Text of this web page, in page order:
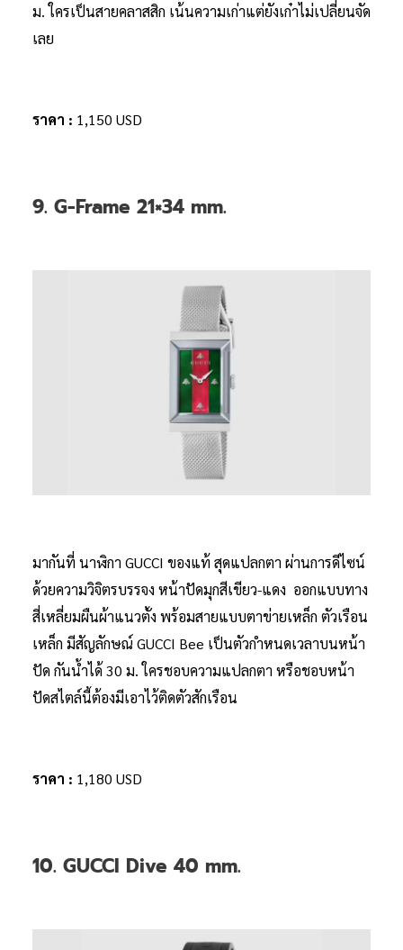
ม. ใครเป็นสายคลาสสิก เน้นความเก่าแต่ยังเก๋าไม่เปลี่ยนจัด
เลย
ราคา : 1,150 USD
9. G-Frame 21×34 mm.
มากันที่ นาฬิกา GUCCI ของแท้ สุดแปลกตา ผ่านการดีไซน์
ด้วยความวิจิตรบรรจง หน้าปัดมุกสีเขียว-แดง ออกแบบทาง
สี่เหลี่ยมผืนผ้าแนวตั้ง พร้อมสายแบบตาข่ายเหล็ก ตัวเรือน
เหล็ก มีสัญลักษณ์ GUCCI Bee เป็นตัวกำหนดเวลาบนหน้า
ปัด กันน้ำได้ 30 ม. ใครชอบความแปลกตา หรือชอบหน้า
ปัดสไตล์นี้ต้องมีเอาไว้ติดตัวสักเรือน
ราคา : 1,180 USD
10. GUCCI Dive 40 mm.